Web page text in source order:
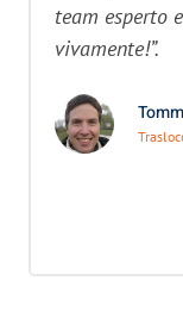
team esperto
vivamente!”.